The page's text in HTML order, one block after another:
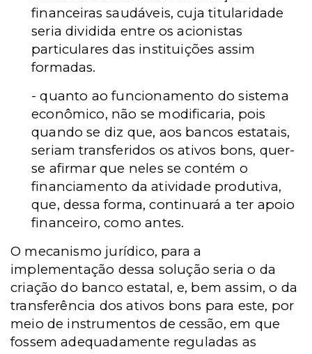
financeiras saudáveis, cuja titularidade
seria dividida entre os acionistas
particulares das instituições assim
formadas.
- quanto ao funcionamento do sistema
econômico, não se modificaria, pois
quando se diz que, aos bancos estatais,
seriam transferidos os ativos bons, quer-
se afirmar que neles se contém o
financiamento da atividade produtiva,
que, dessa forma, continuará a ter apoio
financeiro, como antes.
O mecanismo jurídico, para a
implementação dessa solução seria o da
criação do banco estatal, e, bem assim, o da
transferência dos ativos bons para este, por
meio de instrumentos de cessão, em que
fossem adequadamente reguladas as